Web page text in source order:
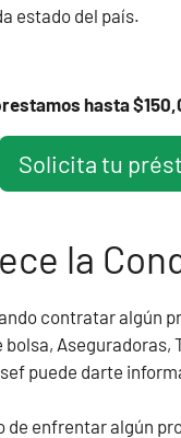
estado del país.
hasta
Solicita tu
la
contratar algún
bolsa,
puede darte
de enfrentar algún